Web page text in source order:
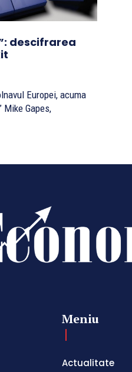
descifrarea
Europei, acuma
Gapes,
Meniu
Actualitate